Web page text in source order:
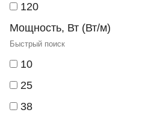
120
Мощность, Вт (Вт/м)
10
25
38